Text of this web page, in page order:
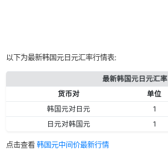
以下为最新韩国元日元汇率行情表:
最新韩国元日元汇率
货币对
单位
韩国元对日元
1
日元对韩国元
1
点击查看 韩国元中间价最新行情